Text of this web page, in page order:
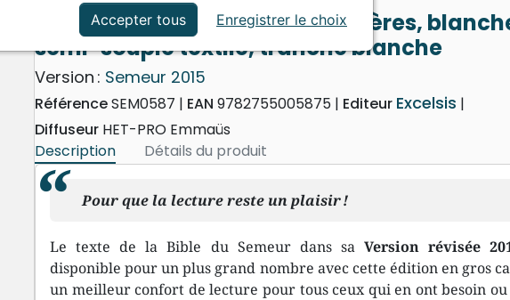
Événements actuels
Bible Semeur 2015, gros caractères,
semi-souple textile, tranche blanche
Version : Semeur 2015
RéférenceSEM0587 EAN 9782755005875 Editeur Excelsis
Diffuseur HET-PRO Emmaüs
Description
Détails du produit
Pour que la lecture reste un plaisir !
Le texte de la Bible du Semeur dans sa Version révisée
disponible pour un plus grand nombre avec cette édition en gros
un meilleur confort de lecture pour tous ceux qui en ont besoin ou
Accepter tous Enregistrer le choix